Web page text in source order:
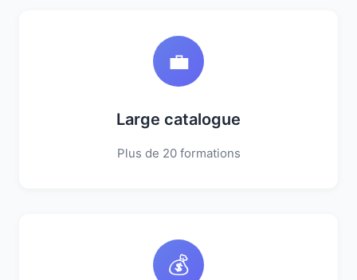
💼
Large catalogue
Plus de 20 formations
💰